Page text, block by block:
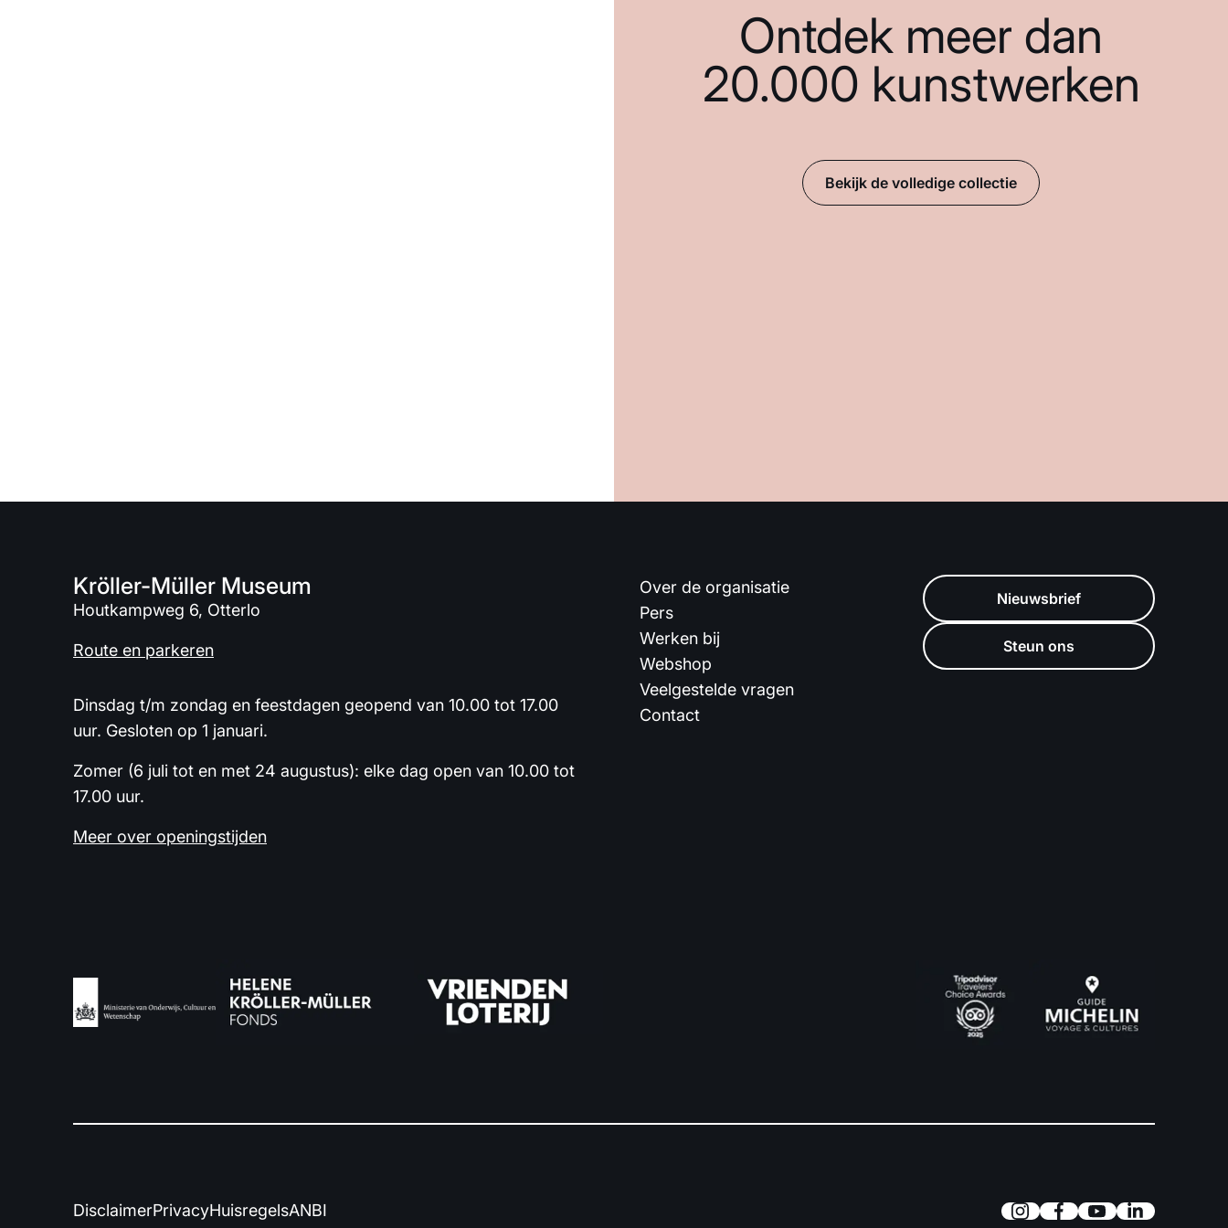
Ontdek meer dan
20.000 kunstwerken
Bekijk de volledige collectie
Kröller-Müller Museum
Houtkampweg 6, Otterlo
Route en parkeren
Dinsdag t/m zondag en feestdagen geopend van 10.00 tot 17.00
uur. Gesloten op 1 januari.
Zomer (6 juli tot en met 24 augustus): elke dag open van 10.00 tot
17.00 uur.
Meer over openingstijden
Over de organisatie
Pers
Werken bij
Webshop
Veelgestelde vragen
Contact
Nieuwsbrief
Steun ons
DisclaimerPrivacyHuisregelsANBI